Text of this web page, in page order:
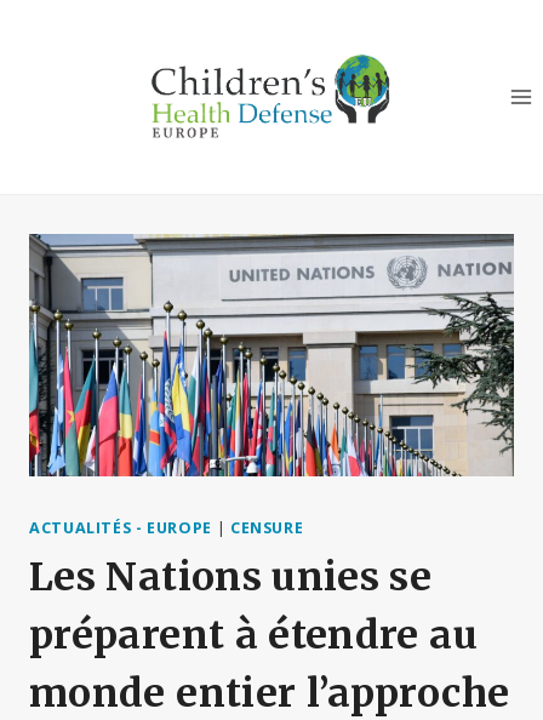
ACTUALITÉS - EUROPE | CENSURE
Les Nations unies se
préparent à étendre au
monde entier l’approche